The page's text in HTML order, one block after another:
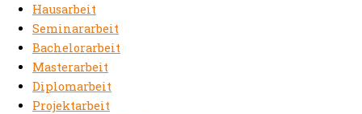
Hausarbeit
Seminararbeit
Bachelorarbeit
Masterarbeit
Diplomarbeit
Projektarbeit